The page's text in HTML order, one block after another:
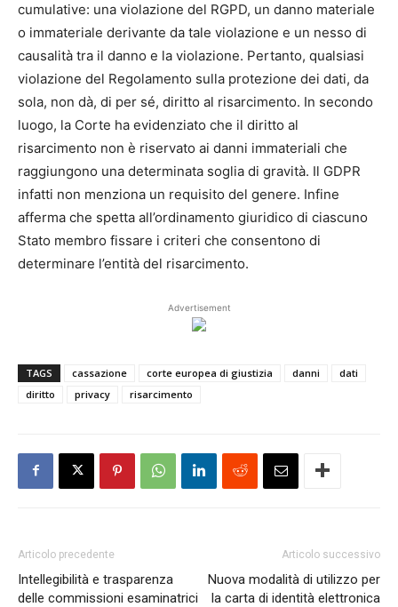
cumulative: una violazione del RGPD, un danno materiale
o immateriale derivante da tale violazione e un nesso di
causalità tra il danno e la violazione. Pertanto, qualsiasi
violazione del Regolamento sulla protezione dei dati, da
sola, non dà, di per sé, diritto al risarcimento. In secondo
luogo, la Corte ha evidenziato che il diritto al
risarcimento non è riservato ai danni immateriali che
raggiungono una determinata soglia di gravità. Il GDPR
infatti non menziona un requisito del genere. Infine
afferma che spetta all’ordinamento giuridico di ciascuno
Stato membro fissare i criteri che consentono di
determinare l’entità del risarcimento.
Advertisement
TAGS cassazione corte europea di giustizia danni
dati
diritto
privacy risarcimento
Articolo precedente
Intellegibilità e trasparenza
delle commissioni esaminatrici
Articolo successivo
Nuova modalità di utilizzo per
la carta di identità elettronica